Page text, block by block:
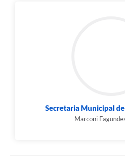
Secretaria Municipal
Marconi